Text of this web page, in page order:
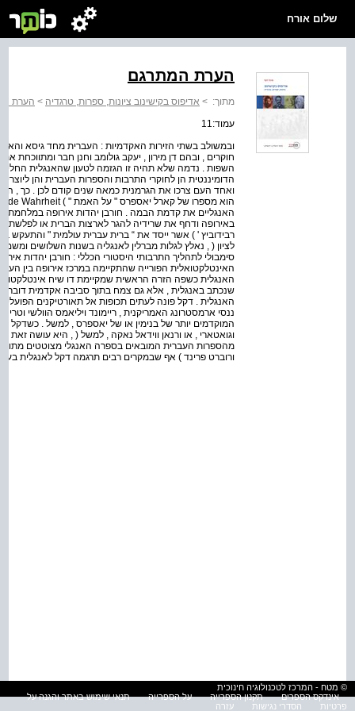
שלום אורח
הערת המתרגם
מתוך: > אדיפוס בקישינוב ציונות, ספרות, טרגדיה > הערת
עמוד:11
ובמשולב בשתי הזירות האקדמיות : העברית מחד גיסא
חוקרים , ובהם דן מירון , יעקב גולומב וחנן חבר
השפות . נדמה שלא תהיה זו הגזמה לטעון שהאנגלית
הדומיננטית הן לחוקרי התרבות והספרות העברית והן
ואחד העם צרכו את הגרמנית כמאה שנים קודם לכן . כך ,
האנגליים את קדמת הבמה . חורבן יהדות אירופה במלחמת
באירופה ודחף את שרידיה להגר לארצות הברית או
רבידוביץ ' ) אשר ייסד את “ ברית עברית עולמית " והתעקש
לציון ( , נאלץ לגלות מברלין לאנגליה בשנות השלושים
סימבולי לתהליך התרבותי היסטורי הכללי : חורבן יהדות
האינטלקטואלית הפורייה שהתקיימה במרכז אירופה בין
האנגלית כשפה הזרה הראשית שמקיימת דו שיח
שנכתב באנגלית , אלא גם צמח בתוך סביבה אקדמית
האנגלית . דקל פונה לעתים תכופות אל תאורטיקנים
ננסי ארמסטרונג האמריקנית , ריימונד ויליאמס הוולשי
המוקדמים יותר של בנימין או של יאספרס , למשל . כשדקל
וגואטארי , או ורנאן ווידאל נאקה , למשל ( , היא עושה זאת
מהספרות העברית המובאים בספרה האנגלי מצוטטים מתוך
ורוברט פרינד ) אף שבמקרים רבים תרגמה דקל לאנגלית
© מטח - המרכז לטכנולוגיה חינוכית
אינדקס הספרים
תקנון הספרייה על הספרייה
תנאי שימוש באתר והגנה על
פרטיות
הסדרי נגישות עזרה